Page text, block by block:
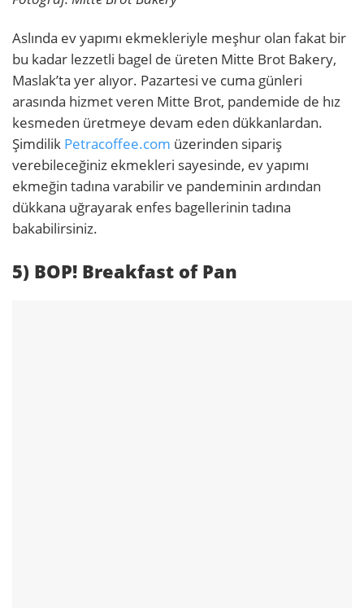
Aslında ev yapımı ekmekleriyle meşhur olan fakat bir
bu kadar lezzetli bagel de üreten Mitte Brot Bakery,
Maslak’ta yer alıyor. Pazartesi ve cuma günleri
arasında hizmet veren Mitte Brot, pandemide de hız
kesmeden üretmeye devam eden dükkanlardan.
Şimdilik Petracoffee.com üzerinden sipariş
verebileceğiniz ekmekleri sayesinde, ev yapımı
ekmeğin tadına varabilir ve pandeminin ardından
dükkana uğrayarak enfes bagellerinin tadına
bakabilirsiniz.
5) BOP! Breakfast of Pan